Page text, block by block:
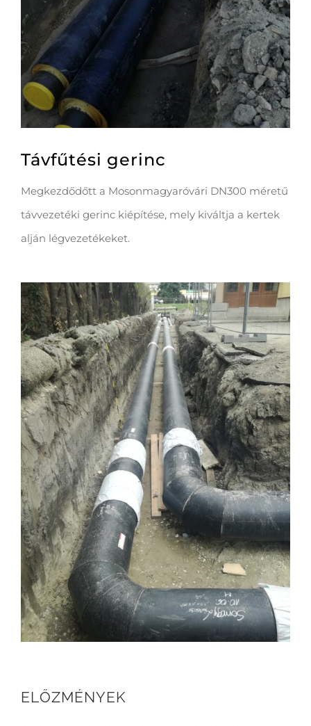
Távfűtési gerinc
Megkezdődőtt a Mosonmagyaróvári DN300 méretű
távvezetéki gerinc kiépítése, mely kiváltja a kertek
alján légvezetékeket.
ELŐZMÉNYEK